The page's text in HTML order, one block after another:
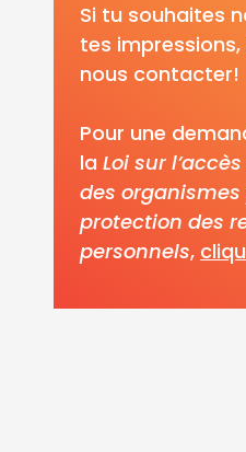
Si tu souhaites
tes impressions,
nous contacter!
Pour une
la Loi sur
des
protection des
personnels,